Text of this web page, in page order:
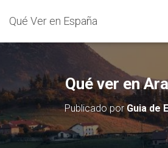
Qué Ver en España
Qué ver en
Publicado por Guia de